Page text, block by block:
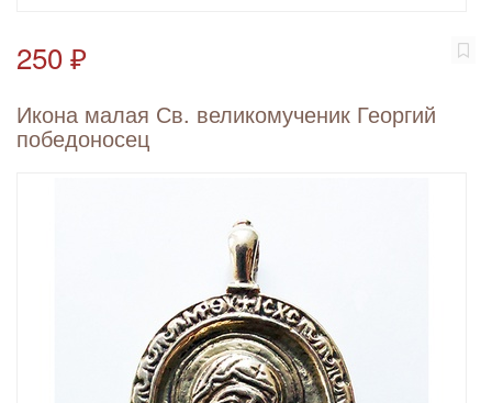
250 ₽
Икона малая Св. великомученик Георгий
победоносец